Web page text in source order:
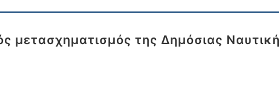
μετασχηματισμός της Δημόσιας